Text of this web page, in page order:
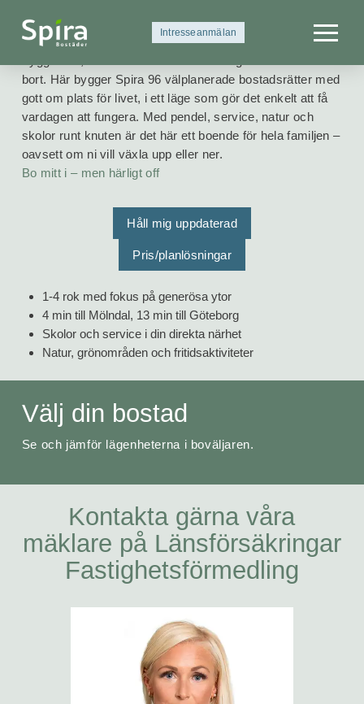
Intresseanmälan
I Kållered växer ett nytt bo­stads­projekt fram för dig som
vill ha det bästa av två värl­dar – lugnet, grön­skan och
bort. Här bygger Spira 96 väl­plane­rade bo­stads­rätter med
gott om plats för livet, i ett läge som gör det enkelt att få
var­dagen att fungera. Med pendel, service, natur och
skolor runt knuten är det här ett bo­ende för hela familjen –
oavsett om ni vill växla upp eller ner.
Bo mitt i – men härligt off
Håll mig uppdaterad
Pris/planlösningar
1-4 rok med fokus på generösa ytor
4 min till Mölndal, 13 min till Göteborg
Skolor och service i din direkta närhet
Natur, grönområden och fritidsaktiviteter
Välj din bostad
Se och jämför lägenheterna i boväljaren.
Kontakta gärna våra
mäklare på Länsförsäkringar
Fastighetsförmedling